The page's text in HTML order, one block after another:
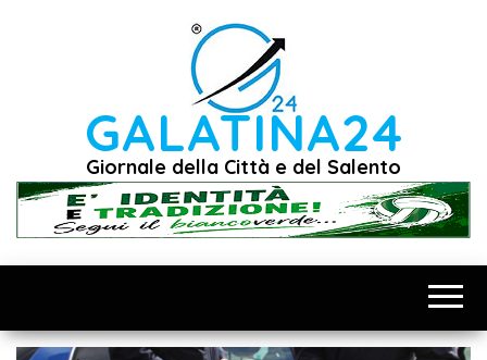
GALATINA24
Giornale della Città e del Salento